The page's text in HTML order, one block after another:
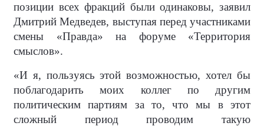
позиции всех фракций были одинаковы, заявил
Дмитрий Медведев, выступая перед участниками
смены «Правда» на форуме «Территория
смыслов».
«И я, пользуясь этой возможностью, хотел бы
поблагодарить моих коллег по другим
политическим партиям за то, что мы в этот
сложный период проводим такую